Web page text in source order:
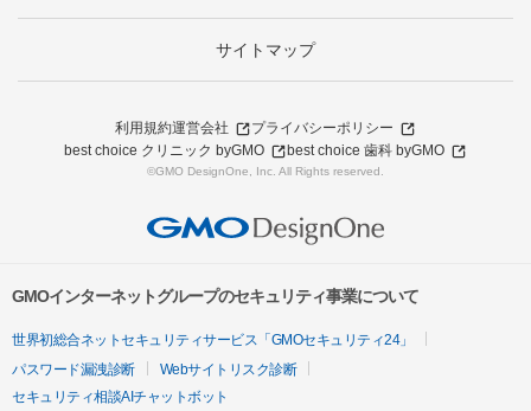
サイトマップ
利用規約運営会社
プライバシーポリシー
best choice クリニック byGMO
best choice 歯科 byGMO
©GMO DesignOne, Inc. All Rights reserved.
GMOインターネットグループのセキュリティ事業について
世界初総合ネットセキュリティサービス「GMOセキュリティ24」
パスワード漏洩診断
Webサイトリスク診断
セキュリティ相談AIチャットボット